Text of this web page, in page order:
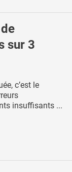
sur 3
c’est le
insuffisants ...